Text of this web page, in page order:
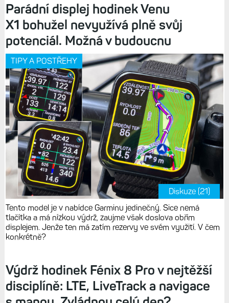
Parádní displej hodinek Venu
X1 bohužel nevyužívá plně svůj
potenciál. Možná v budoucnu
TIPY A POSTŘEHY
Diskuze (21)
Tento model je v nabídce Garminu jedinečný. Sice nemá
tlačítka a má nízkou výdrž, zaujme však doslova obřím
displejem. Jenže ten má zatím rezervy ve svém využití. V čem
konkrétně?
Výdrž hodinek Fénix 8 Pro v nejtěžší
disciplíně: LTE, LiveTrack a navigace